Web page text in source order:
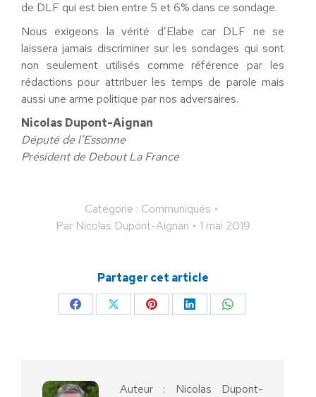
de DLF qui est bien entre 5 et 6% dans ce sondage.
Nous exigeons la vérité d’Elabe car DLF ne se
laissera jamais discriminer sur les sondages qui sont
non seulement utilisés comme référence par les
rédactions pour attribuer les temps de parole mais
aussi une arme politique par nos adversaires.
Nicolas Dupont-Aignan
Député de l’Essonne
Président de Debout La France
Catégorie : Communiqués
Par Nicolas Dupont-Aignan 1 mai 2019
Partager cet article
PartagerPartagerPartagerPartagerPartager
Auteur : Nicolas Dupont-